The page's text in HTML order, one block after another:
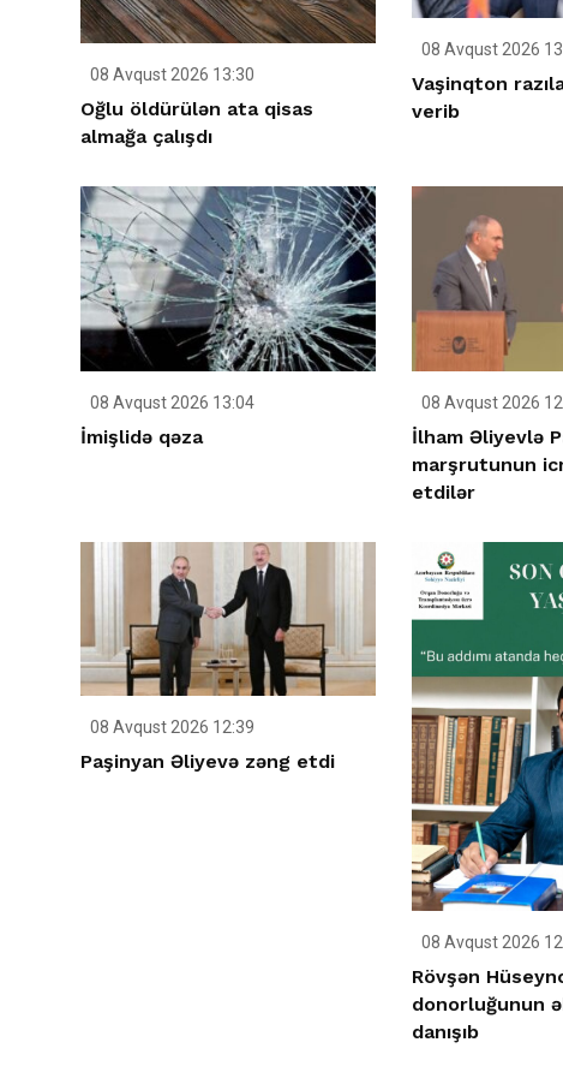
08 Avqust 2026 13:30
Oğlu öldürülən ata qisas
almağa çalışdı
08 Avqust 2026
Vaşinqton
verib
08 Avqust 2026 13:04
İmişlidə qəza
08 Avqust 2026
İlham Əliyevlə
marşrutunun
etdilər
08 Avqust 2026 12:39
Paşinyan Əliyevə zəng etdi
08 Avqust 2026
Rövşən
donorluğunun
danışıb